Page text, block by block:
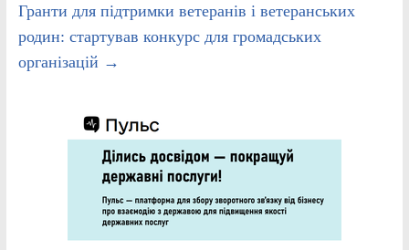
Гранти для підтримки ветеранів і ветеранських
родин: стартував конкурс для громадських
організацій →